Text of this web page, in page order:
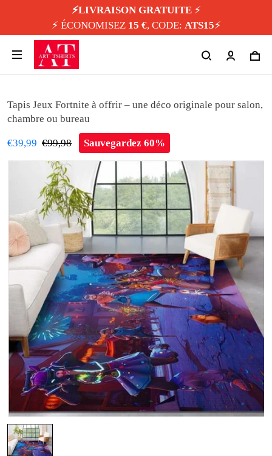
⚡️LIVRAISON GRATUITE⚡️
⚡️ ÉCONOMISEZ 15 €, CODE: ATS15⚡️
Tapis Jeux Fortnite à offrir – une déco originale pour salon,
chambre ou bureau
€39,99 €99,98 Sauvegardez 60%